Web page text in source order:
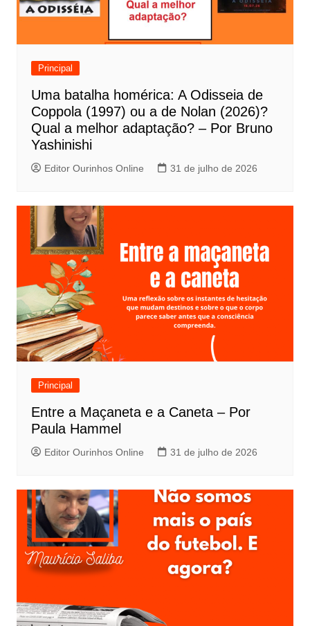
o
d
Principal
Uma batalha homérica: A Odisseia de
Coppola (1997) ou a de Nolan (2026)?
Qual a melhor adaptação? – Por Bruno
Yashinishi
Editor Ourinhos Online 31 de julho de 2026
Principal
Entre a Maçaneta e a Caneta – Por
Paula Hammel
Editor Ourinhos Online 31 de julho de 2026